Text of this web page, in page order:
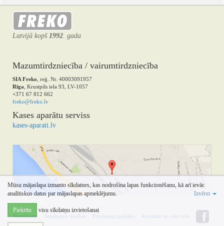
Mūsu mājaslapa izmanto sīkdatnes, kas nodrošina lapas funkcionēšanu, kā arī ievāc
analītiskus datus par mājaslapas apmeklējumu.
Izvērst
Piekrītu visu sīkdatņu izvietošanai
Latvijā kopš 1992. gada
Mazumtirdzniecība / vairumtirdzniecība
SIA Freko , reģ. Nr. 40003091957
Rīga , Krustpils iela 93, LV-1057
+371 67 812 662
freko@freko.lv
Kases aparātu serviss
kases-aparati.lv
Noteikumi Atteikuma tiesības Privātuma politika Kontakti un rekvizīti